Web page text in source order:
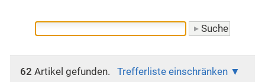
62 Artikel gefunden.
Trefferliste einschränken